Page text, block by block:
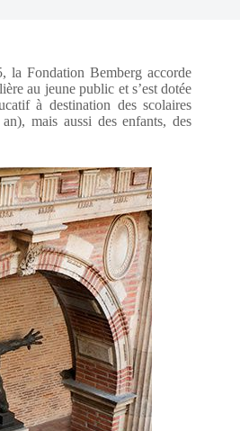
la Fondation Bemberg accorde
au jeune public et s’est dotée
à destination des scolaires
mais aussi des enfants, des